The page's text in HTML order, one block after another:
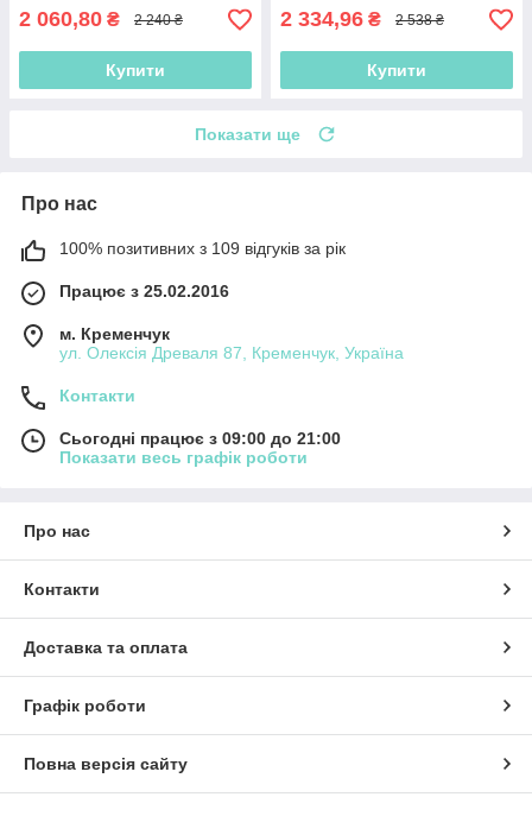
2 060,80 ₴ 2 240 ₴
Купити
2 334,96 ₴ 2 538 ₴
Купити
Показати ще
Про нас
100% позитивних з 109 відгуків за рік
Працює з 25.02.2016
м. Кременчук
ул. Олексія Древаля 87, Кременчук, Україна
Контакти
Сьогодні працює з 09:00 до 21:00
Показати весь графік роботи
Про нас
Контакти
Доставка та оплата
Графік роботи
Повна версія сайту